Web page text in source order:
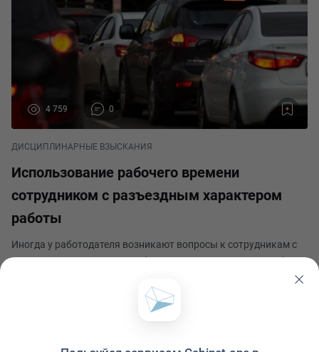
4 759 0
ДИСЦИПЛИНАРНЫЕ ВЗЫСКАНИЯ
Использование рабочего времени
сотрудником с разъездным характером
работы
Иногда у работодателя возникают вопросы к сотрудникам с
разъездным характером работы, как они используют рабочее
время. Выполняет ли работник только трудовые обязанности
или использует рабочее время в личных целях. Разберем как
можно доказать прогул сотрудника
Опубликовано 25 апреля 2024